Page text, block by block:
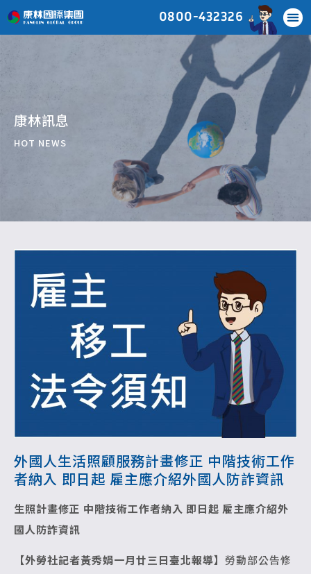
0800-432326
康林訊息
HOT NEWS
外國人生活照顧服務計畫修正 中階技術工作
者納入 即日起 雇主應介紹外國人防詐資訊
生照計畫修正 中階技術工作者納入 即日起 雇主應介紹外
國人防詐資訊
【外勞社記者黃秀娟一月廿三日臺北報導】 勞動部公告修